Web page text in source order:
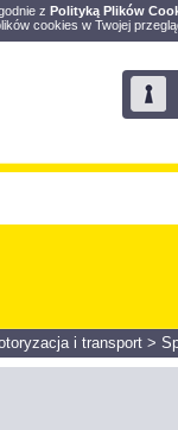
z Polityką Plików
cookies w Twojej
i transport >